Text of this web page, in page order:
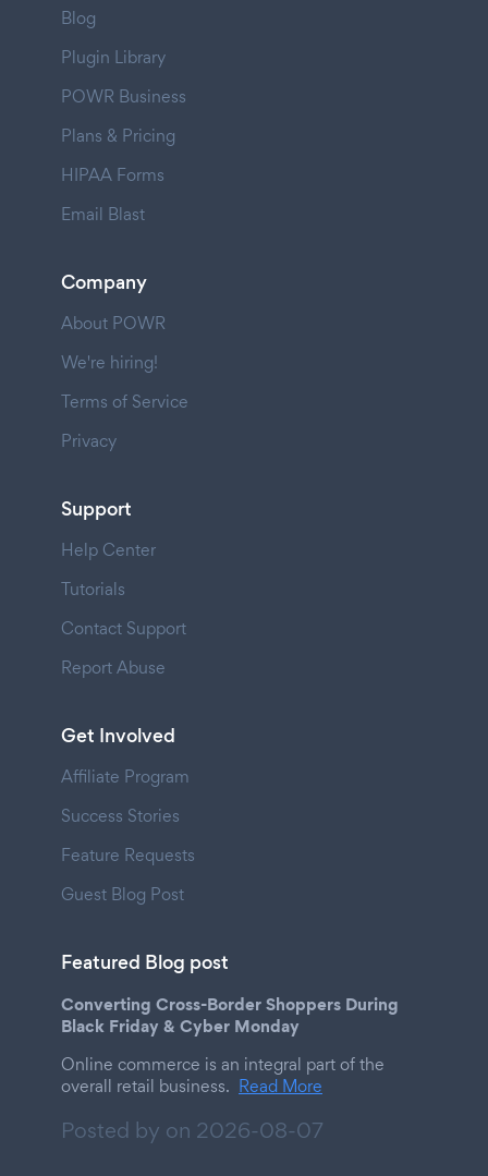
Blog
Plugin Library
POWR Business
Plans & Pricing
HIPAA Forms
Email Blast
Company
About POWR
We're hiring!
Terms of Service
Privacy
Support
Help Center
Tutorials
Contact Support
Report Abuse
Get Involved
Affiliate Program
Success Stories
Feature Requests
Guest Blog Post
Featured Blog post
Converting Cross-Border Shoppers During
Black Friday & Cyber Monday
Online commerce is an integral part of the
overall retail business. Read More
Posted by on 2026-08-07